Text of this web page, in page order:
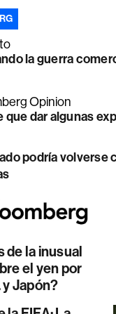
la guerra
Opinion
que dar algunas
podría volverse
de la inusual
el yen por
y Japón?